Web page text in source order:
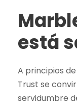
está
A principios
Trust se
servidumbre